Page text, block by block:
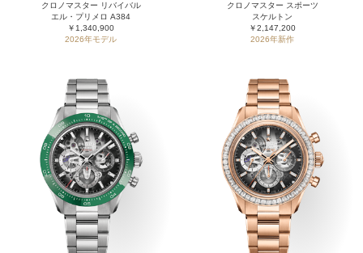
クロノマスター リバイバル
エル・プリメロ A384
￥1,340,900
2026年モデル
クロノマスター スポーツ
スケルトン
￥2,147,200
2026年新作